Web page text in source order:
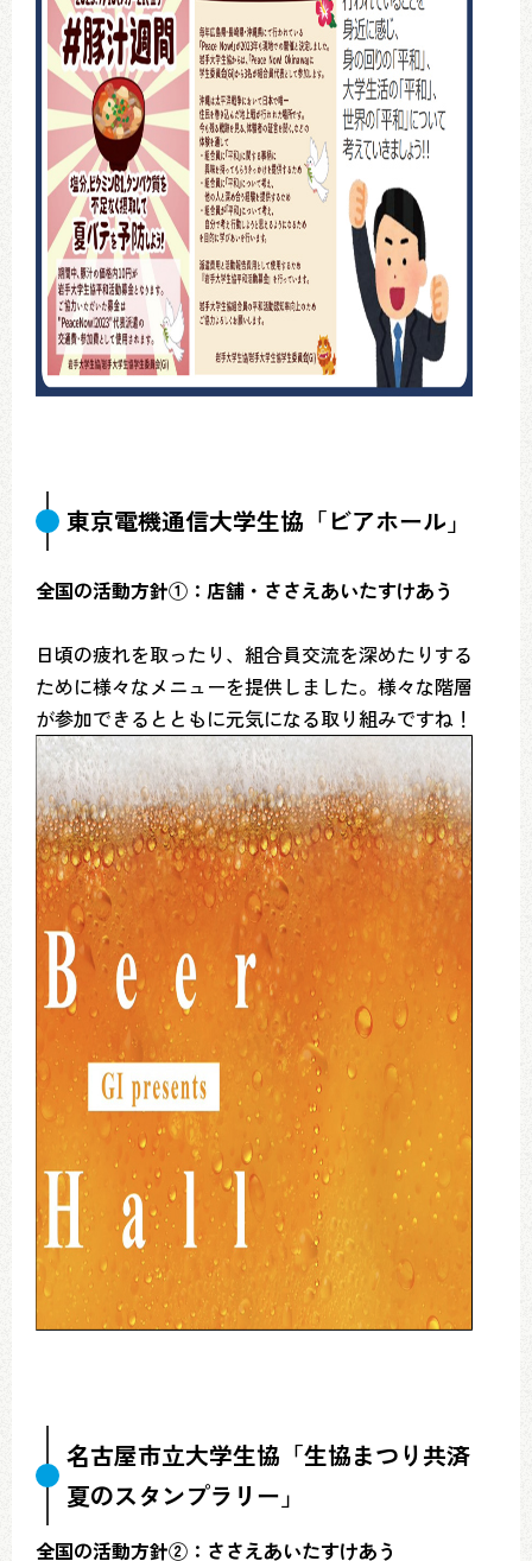
東京電機通信大学生協「ビアホール」
全国の活動方針①：店舗・ささえあいたすけあう
日頃の疲れを取ったり、組合員交流を深めたりする
ために様々なメニューを提供しました。様々な階層
が参加できるとともに元気になる取り組みですね！
名古屋市立大学生協「生協まつり共済
夏のスタンプラリー」
全国の活動方針②：ささえあいたすけあう